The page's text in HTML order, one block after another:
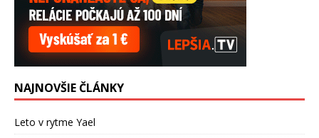
NAJNOVŠIE ČLÁNKY
Leto v rytme Yael